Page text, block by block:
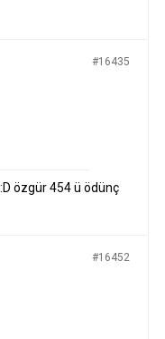
#16435
özgür 454 ü ödünç
#16452